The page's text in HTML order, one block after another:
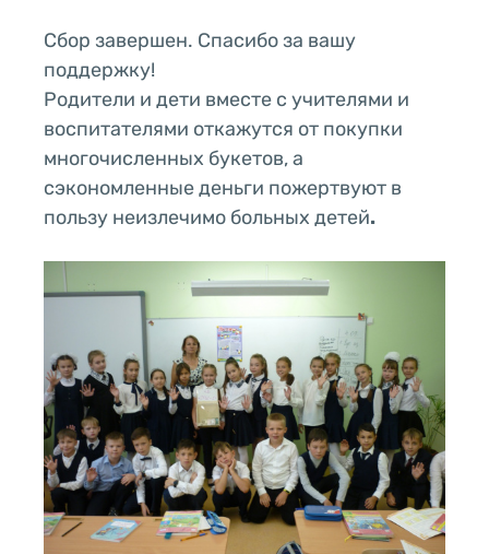
Сбор завершен. Спасибо за вашу
поддержку!
Родители и дети вместе с учителями и
воспитателями откажутся от покупки
многочисленных букетов, а
сэкономленные деньги пожертвуют в
пользу неизлечимо больных детей.